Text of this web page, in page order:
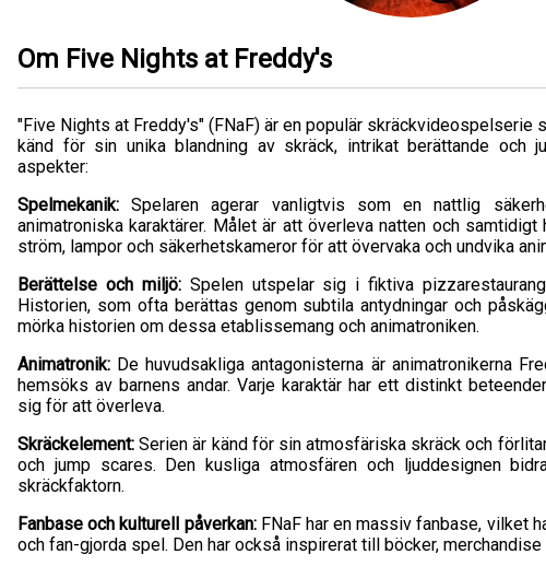
Om Five Nights at Freddy's
"Five Nights at Freddy's" (FNaF) är en populär skräckvideospelserie
känd för sin unika blandning av skräck, intrikat berättande och
aspekter:
Spelmekanik: Spelaren agerar vanligtvis som en nattlig
animatroniska karaktärer. Målet är att överleva natten och
ström, lampor och säkerhetskameror för att övervaka och undvika
Berättelse och miljö:Spelen utspelar sig i fiktiva
Historien, som ofta berättas genom subtila antydningar och
mörka historien om dessa etablissemang och animatroniken.
Animatronik: De huvudsakliga antagonisterna är animatronikerna
hemsöks av barnens andar. Varje karaktär har ett distinkt
sig för att överleva.
Skräckelement: Serien är känd för sin atmosfäriska skräck och
och jump scares. Den kusliga atmosfären och ljuddesignen
skräckfaktorn.
Fanbase och kulturell påverkan:FNaF har en massiv fanbase, vilket
och fan-gjorda spel. Den har också inspirerat till böcker, merchandise